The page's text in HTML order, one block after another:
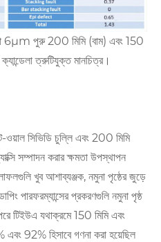
6μm পুরু 200 মিমি (বাম) এবং 150
ত্রুটিযুক্ত মানচিত্র।
সিভিডি চুল্লি এবং 200 মিমি
সম্পাদন করার ক্ষমতা উপস্থাপন
খুব আশাব্যঞ্জক, নমুনা পৃষ্ঠের জুড়ে
পারফরম্যান্সের প্রকরণগুলি নমুনা পৃষ্ঠ
টিইউএ যথাক্রমে 150 মিমি এবং
92% হিসাবে গণনা করা হয়েছিল